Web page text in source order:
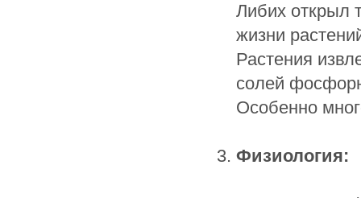
Либих открыл
жизни
Растения
солей
Особенно
Физиология: